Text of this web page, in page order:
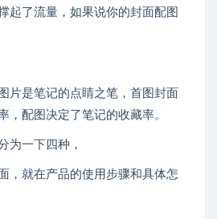
起了流量，如果说你的封面配图
片是笔记的点睛之笔，首图封面
，配图决定了笔记的收藏率。
为一下四种，
，就在产品的使用步骤和具体怎